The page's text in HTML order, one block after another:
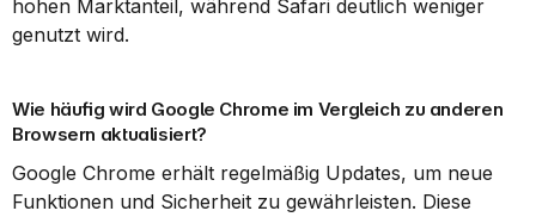
hohen Marktanteil, während Safari deutlich weniger
genutzt wird.
Wie häufig wird Google Chrome im Vergleich zu anderen
Browsern aktualisiert?
Google Chrome erhält regelmäßig Updates, um neue
Funktionen und Sicherheit zu gewährleisten. Diese